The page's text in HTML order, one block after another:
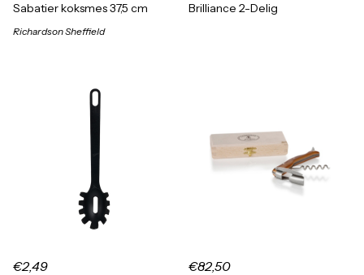
Sabatier koksmes 37,5 cm
Richardson Sheffield
Brilliance 2-Delig
€2,49 €82,50